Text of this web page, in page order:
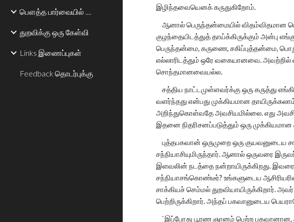
பௌத்த பார்வையில் ....
துறவிக்கு ஒரு கேள்வி
Links இணைப்புகள்
Feedback தொடர்புக்கு
இழிந்தவையெனக் கருதுகிறோம்.
ஆனால் பெருந்தன்மையில் விதம்விதமான
குழந்தையிடத்துத் தாய்க்கிருக்கும் அன்பு
பெருந்தன்மை, கருணை, சகிப்புத்தன்மை,
எல்லாரிடத்தும் ஒரே வகையானவை. அவற்றில்
சொந்தமானவையல்ல.
சத்திய நாட்டமுள்ளவர்க்கு ஒரு கருத்து
வளர்ந்தது என்பது முக்கியமான
அறிந்துகொள்வதே அவசியமில்லை. எது
இதனை நிதரிசனப்படுத்தும் ஒரு
புத்தபகவான் ஒருமுறை ஒரு
சந்நியாசியுமிருந்தார். ஆனால் ஒருவரை
இளவலின் நடத்தை நன்றாயிருக்கிறது.
சந்நியாசங்கொண்டீர்? உங்களுடைய
சாக்கியச் செம்மல் துறவியாயிருக்கிறார்.
பெற்றிருக்கிறார். அந்தப் பகவானுடைய
`இப்போது பூரண ஞானம் பெற்ற பகவானான,